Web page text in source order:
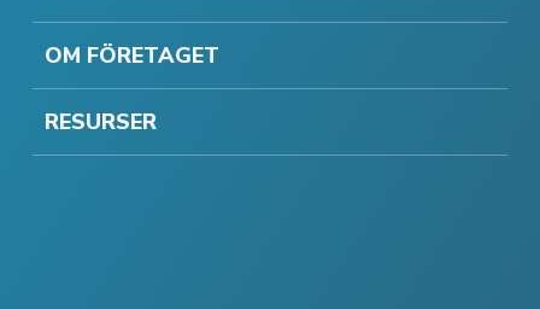
OM FÖRETAGET
RESURSER